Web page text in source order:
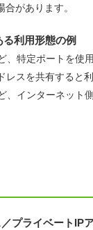
があります。
利用形態の例
、特定ポートを使
レスを共有すると
、インターネット
プライベートIP